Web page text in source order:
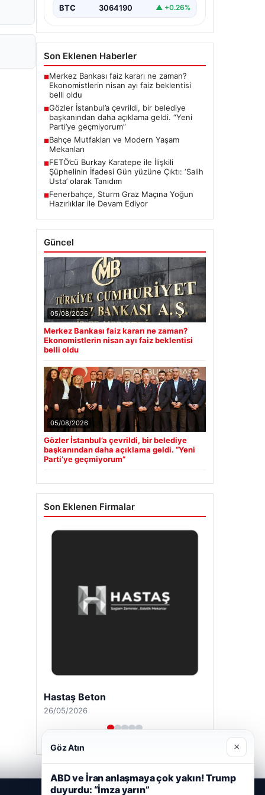
BTC 3064190 ▲ +0.26%
Son Eklenen Haberler
■Merkez Bankası faiz kararı ne zaman?
Ekonomistlerin nisan ayı faiz beklentisi
belli oldu
■Gözler İstanbul’a çevrildi, bir belediye
başkanından daha açıklama geldi. “Yeni
Parti’ye geçmiyorum”
■Bahçe Mutfakları ve Modern Yaşam
Mekanları
■FETÖ’cü Burkay Karatepe ile İlişkili
Şüphelinin İfadesi Gün yüzüne Çıktı: ‘Salih
Usta’ olarak Tanıdım
■Fenerbahçe, Sturm Graz Maçına Yoğun
Hazırlıklar ile Devam Ediyor
Güncel
05/08/2026
Merkez Bankası faiz kararı ne zaman?
Ekonomistlerin nisan ayı faiz beklentisi
belli oldu
05/08/2026
Gözler İstanbul’a çevrildi, bir belediye
başkanından daha açıklama geldi. “Yeni
Parti’ye geçmiyorum”
Son Eklenen Firmalar
Hastaş Beton
26/05/2026
Göz Atın ×
ABD ve İran anlaşmaya çok yakın! Trump
duyurdu: “İmza yarın”